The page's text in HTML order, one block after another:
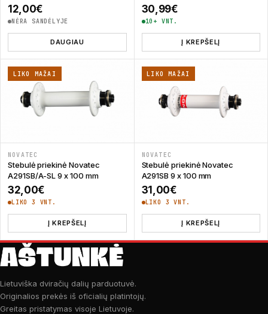
12,00€
NĖRA SANDĖLYJE
DAUGIAU
30,99€
10+ VNT.
Į KREPŠELĮ
LIKO MAŽAI
NOVATEC
Stebulė priekinė Novatec
A291SB/A-SL 9 x 100 mm
32,00€
LIKO 3 VNT.
Į KREPŠELĮ
LIKO MAŽAI
NOVATEC
Stebulė priekinė Novatec
A291SB 9 x 100 mm
31,00€
LIKO 3 VNT.
Į KREPŠELĮ
Lietuviška dviračių dalių parduotuvė.
Originalios prekės iš oficialių platintojų.
Greitas pristatymas visoje Lietuvoje.